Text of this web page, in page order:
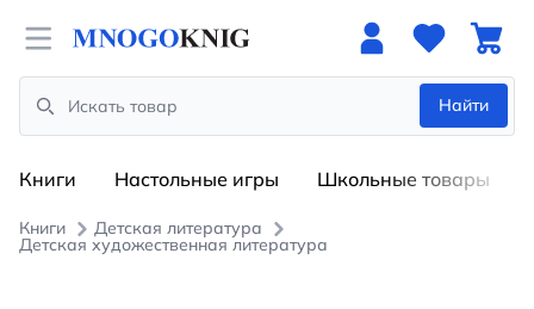
Open menu
Search
Найти
Книги Настольные игры Школьные товары
Книги Детская литература
Детская художественная литература